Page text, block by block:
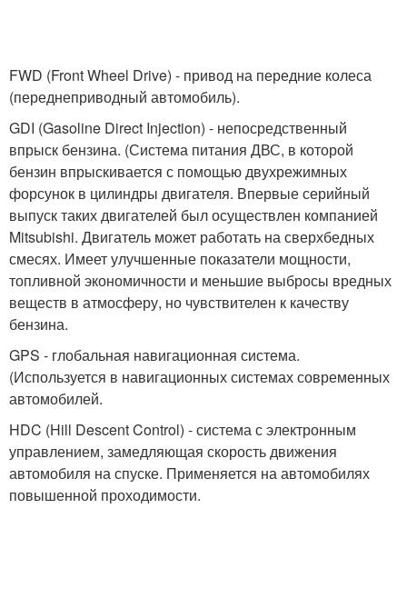
FWD (Front Wheel Drive) - привод на передние колеса
(переднеприводный автомобиль).
GDI (Gasoline Direct Injection) - непосредственный
впрыск бензина. (Система питания ДВС, в которой
бензин впрыскивается с помощью двухрежимных
форсунок в цилиндры двигателя. Впервые серийный
выпуск таких двигателей был осуществлен компанией
Mitsubishi. Двигатель может работать на сверхбедных
смесях. Имеет улучшенные показатели мощности,
топливной экономичности и меньшие выбросы вредных
веществ в атмосферу, но чувствителен к качеству
бензина.
GPS - глобальная навигационная система.
(Используется в навигационных системах современных
автомобилей.
HDC (Hill Descent Control) - система с электронным
управлением, замедляющая скорость движения
автомобиля на спуске. Применяется на автомобилях
повышенной проходимости.